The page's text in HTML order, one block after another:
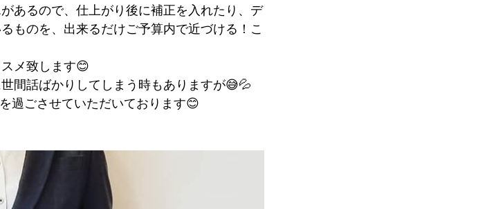
あるので、仕上がり後に補正を入れたり、デ
ものを、出来るだけご予算内で近づける！こ
メ致します😊
間話ばかりしてしまう時もありますが😅💦
過ごさせていただいております😊